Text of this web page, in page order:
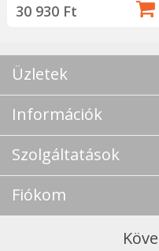
30 930 Ft
Üzletek
Információk
Szolgáltatások
Fiókom